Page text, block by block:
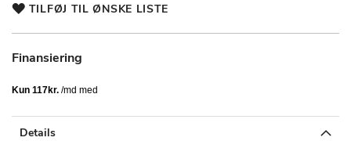
TILFØJ TIL ØNSKE LISTE
Finansiering
Details